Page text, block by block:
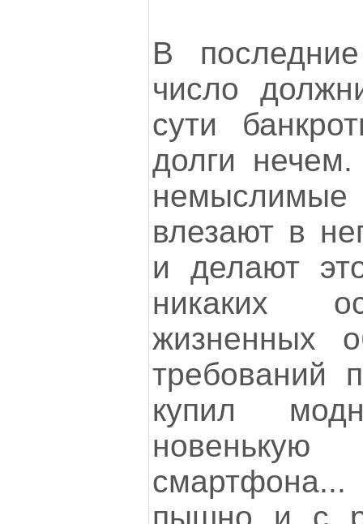
В
число
сути
долги
немыслимые
влезают в
и делают
никаких
жизненных
требований
купил
новенькую